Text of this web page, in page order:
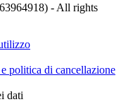
- All rights
politica di cancellazione
dati